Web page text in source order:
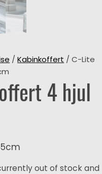
/Kabinkoffert / C-Lite
4 hjul
out of stock and